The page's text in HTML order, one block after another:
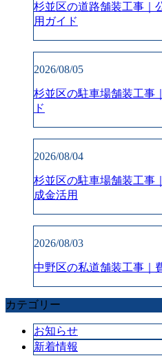
杉並区の道路舗装工事｜
用ガイド
2026/08/05
杉並区の駐車場舗装工事
ド
2026/08/04
杉並区の駐車場舗装工事
成金活用
2026/08/03
中野区の私道舗装工事｜
カテゴリー
お知らせ
新着情報